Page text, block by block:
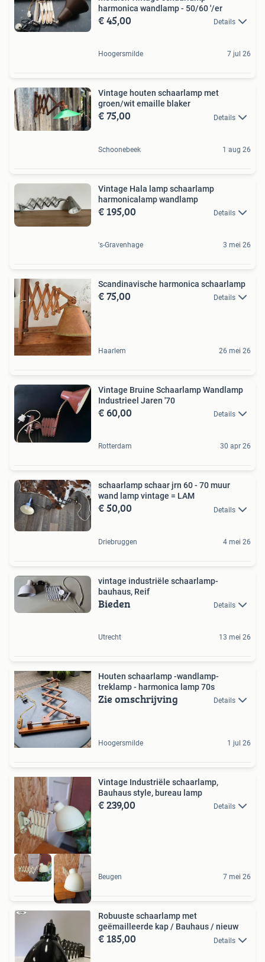
harmonica wandlamp - 50/60 '/er
€ 45,00 Details
Hoogersmilde 7 jul 26
Vintage houten schaarlamp met
groen/wit emaille blaker
€ 75,00 Details
Schoonebeek 1 aug 26
Vintage Hala lamp schaarlamp
harmonicalamp wandlamp
€ 195,00 Details
's-Gravenhage 3 mei 26
Scandinavische harmonica schaarlamp
€ 75,00 Details
Haarlem 26 mei 26
Vintage Bruine Schaarlamp Wandlamp
Industrieel Jaren '70
€ 60,00 Details
Rotterdam 30 apr 26
schaarlamp schaar jrn 60 - 70 muur
wand lamp vintage = LAM
€ 50,00 Details
Driebruggen 4 mei 26
vintage industriële schaarlamp-
bauhaus, Reif
Bieden Details
Utrecht 13 mei 26
Houten schaarlamp -wandlamp-
treklamp - harmonica lamp 70s
Zie omschrijving Details
Hoogersmilde 1 jul 26
Vintage Industriële schaarlamp,
Bauhaus style, bureau lamp
€ 239,00 Details
Beugen 7 mei 26
Robuuste schaarlamp met
geëmailleerde kap / Bauhaus / nieuw
€ 185,00 Details